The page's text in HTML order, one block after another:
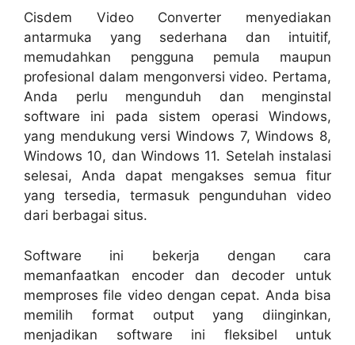
Cisdem Video Converter menyediakan
antarmuka yang sederhana dan intuitif,
memudahkan pengguna pemula maupun
profesional dalam mengonversi video. Pertama,
Anda perlu mengunduh dan menginstal
software ini pada sistem operasi Windows,
yang mendukung versi Windows 7, Windows 8,
Windows 10, dan Windows 11. Setelah instalasi
selesai, Anda dapat mengakses semua fitur
yang tersedia, termasuk pengunduhan video
dari berbagai situs.
Software ini bekerja dengan cara
memanfaatkan encoder dan decoder untuk
memproses file video dengan cepat. Anda bisa
memilih format output yang diinginkan,
menjadikan software ini fleksibel untuk